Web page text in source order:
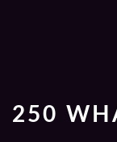
250